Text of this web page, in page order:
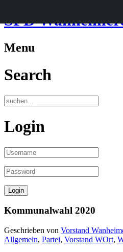
SPD
Menu
Search
Login
Kommunalwahl 2020
Geschrieben von Vorstand
Allgemein, Partei, Vorstand WOrt,